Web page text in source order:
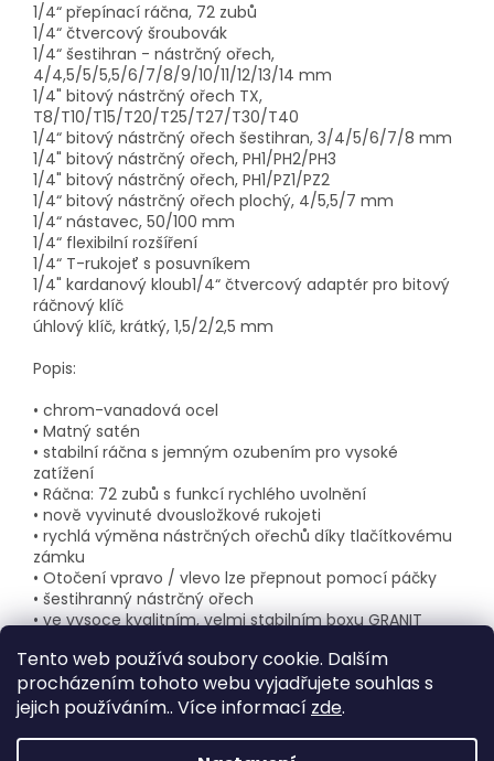
Tento web používá soubory cookie. Dalším
procházením tohoto webu vyjadřujete souhlas s
jejich používáním.. Více informací zde.
1/4“ přepínací ráčna, 72 zubů
1/4“ čtvercový šroubovák
1/4“ šestihran - nástrčný ořech,
4/4,5/5/5,5/6/7/8/9/10/11/12/13/14 mm
1/4" bitový nástrčný ořech TX,
T8/T10/T15/T20/T25/T27/T30/T40
1/4“ bitový nástrčný ořech šestihran, 3/4/5/6/7/8 mm
1/4" bitový nástrčný ořech, PH1/PH2/PH3
1/4" bitový nástrčný ořech, PH1/PZ1/PZ2
1/4“ bitový nástrčný ořech plochý, 4/5,5/7 mm
1/4“ nástavec, 50/100 mm
1/4“ flexibilní rozšíření
1/4“ T-rukojeť s posuvníkem
1/4" kardanový kloub1/4“ čtvercový adaptér pro bitový
ráčnový klíč
úhlový klíč, krátký, 1,5/2/2,5 mm
Popis:
• chrom-vanadová ocel
• Matný satén
• stabilní ráčna s jemným ozubením pro vysoké
zatížení
• Ráčna: 72 zubů s funkcí rychlého uvolnění
• nově vyvinuté dvousložkové rukojeti
• rychlá výměna nástrčných ořechů díky tlačítkovému
zámku
• Otočení vpravo / vlevo lze přepnout pomocí páčky
• šestihranný nástrčný ořech
• ve vysoce kvalitním, velmi stabilním boxu GRANIT